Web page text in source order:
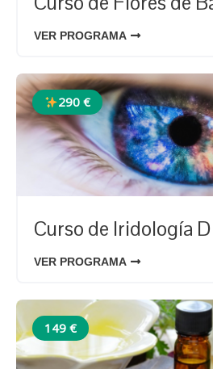
VER PROGRAMA
290 €
Curso de Iridología
VER PROGRAMA
149 €